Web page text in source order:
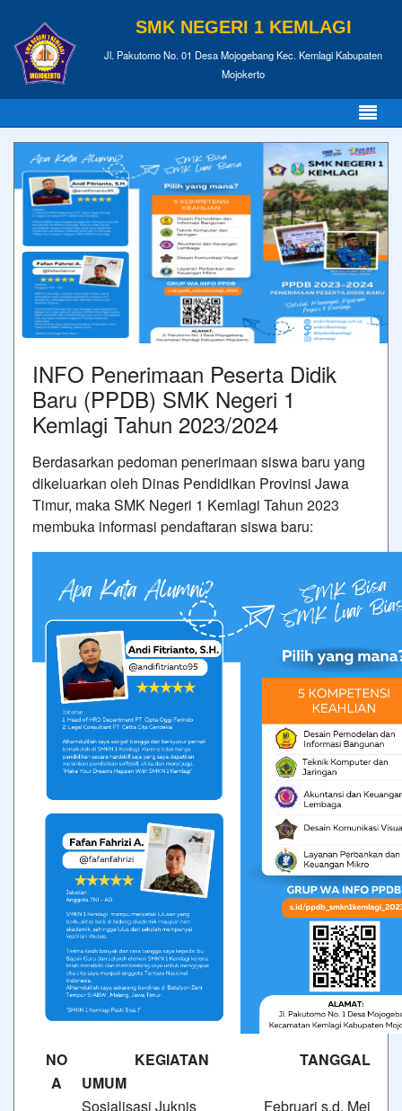
SMK NEGERI 1 KEMLAGI
Jl. Pakutomo No. 01 Desa Mojogebang Kec. Kemlagi Kabupaten
Mojokerto
INFO Penerimaan Peserta Didik
Baru (PPDB) SMK Negeri 1
Kemlagi Tahun 2023/2024
Berdasarkan pedoman penerimaan siswa baru yang
dikeluarkan oleh Dinas Pendidikan Provinsi Jawa
Timur, makaSMK Negeri 1 Kemlagi Tahun 2023
membuka informasi pendaftaran siswa baru:
NO KEGIATAN
TANGGAL
A
UMUM
Sosialisasi Juknis
Februari s.d. Mei